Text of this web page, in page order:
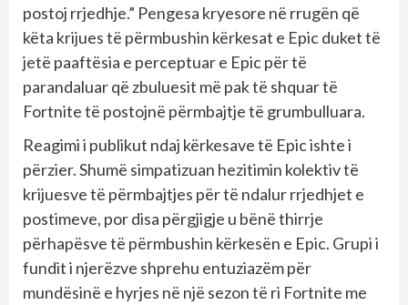
postoj rrjedhje.” Pengesa kryesore në rrugën që
këta krijues të përmbushin kërkesat e Epic duket të
jetë paaftësia e perceptuar e Epic për të
parandaluar që zbuluesit më pak të shquar të
Fortnite të postojnë përmbajtje të grumbulluara.
Reagimi i publikut ndaj kërkesave të Epic ishte i
përzier. Shumë simpatizuan hezitimin kolektiv të
krijuesve të përmbajtjes për të ndalur rrjedhjet e
postimeve, por disa përgjigje u bënë thirrje
përhapësve të përmbushin kërkesën e Epic. Grupi i
fundit i njerëzve shprehu entuziazëm për
mundësinë e hyrjes në një sezon të ri Fortnite me